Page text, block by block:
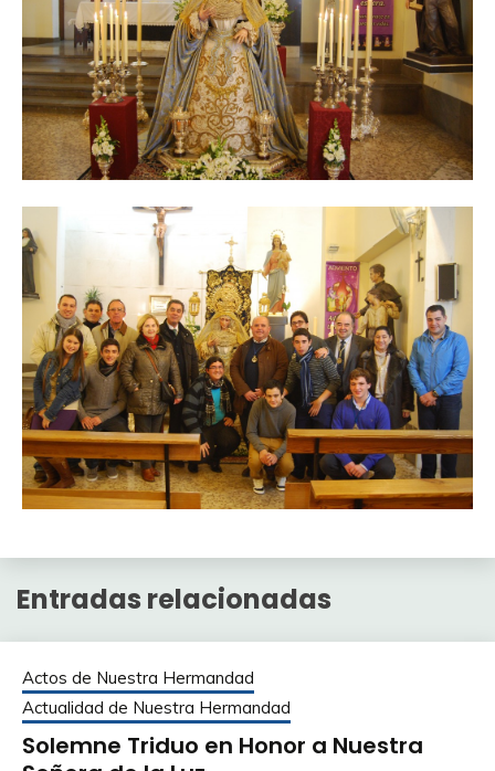
Entradas relacionadas
Actos de Nuestra Hermandad
Actualidad de Nuestra Hermandad
Solemne Triduo en Honor a Nuestra